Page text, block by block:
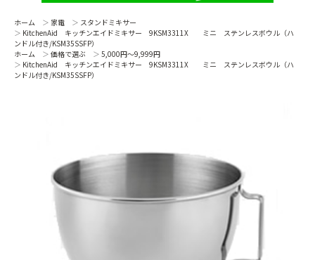
ホーム ＞ 家電 ＞ スタンドミキサー
＞ KitchenAid キッチンエイドミキサー 9KSM3311X ミニ ステンレスボウル（ハ
ンドル付き/KSM35SSFP）
ホーム
＞ 価格で選ぶ ＞ 5,000円～9,999円
＞ KitchenAid キッチンエイドミキサー 9KSM3311X ミニ ステンレスボウル（ハ
ンドル付き/KSM35SSFP）